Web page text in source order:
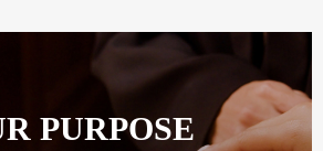
PURPOSE